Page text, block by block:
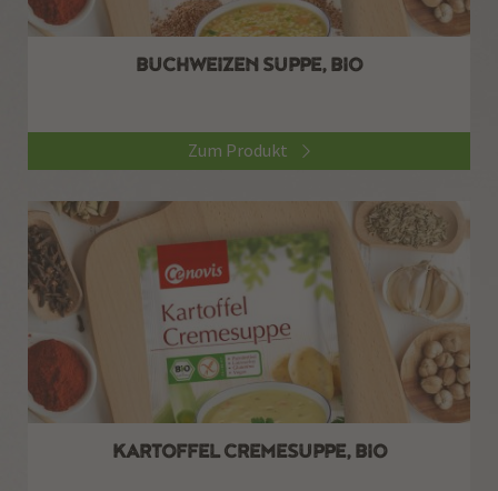
BUCHWEIZEN SUPPE, BIO
Zum Produkt
KARTOFFEL CREMESUPPE, BIO